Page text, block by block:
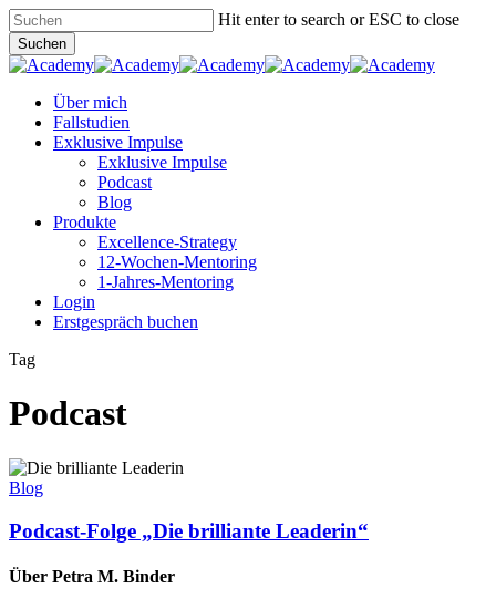
Skip
to
main
content
Hit enter to search or ESC to close
Suchen
Close
Menu
Über mich
Fallstudien
Exklusive Impulse
Exklusive Impulse
Podcast
Blog
Produkte
Excellence-Strategy
12-Wochen-Mentoring
1-Jahres-Mentoring
Login
Erstgespräch buchen
Tag
Podcast
Podcast-
Folge
brilliante
Leaderin“
Blog
Podcast-Folge „Die brilliante Leaderin“
Über Petra M. Binder